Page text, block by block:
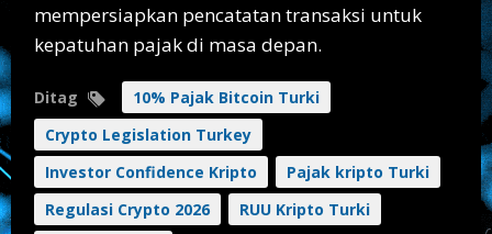
mempersiapkan pencatatan transaksi untuk
kepatuhan pajak di masa depan.
Ditag
10% Pajak Bitcoin Turki
Crypto Legislation Turkey
Investor Confidence Kripto
Pajak kripto Turki
Regulasi Crypto 2026
RUU Kripto Turki